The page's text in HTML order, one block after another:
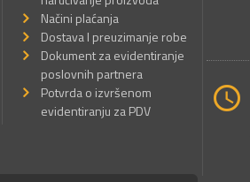
Načini plaćanja
Dostava I preuzimanje robe
Dokument za evidentiranje
poslovnih partnera
Potvrda o izvršenom
evidentiranju za PDV